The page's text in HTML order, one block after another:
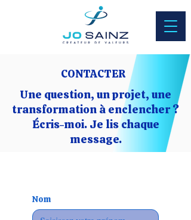
CONTACTER
Une question, un projet, une
transformation à enclencher ?
Écris-moi. Je lis chaque
message.
Nom